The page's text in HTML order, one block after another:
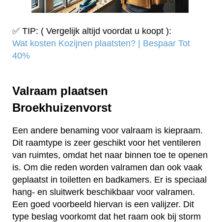
✅ TIP: ( Vergelijk altijd voordat u koopt ):
Wat kosten Kozijnen plaatsten? | Bespaar Tot
40%‎
Valraam plaatsen
Broekhuizenvorst
Een andere benaming voor valraam is kiepraam.
Dit raamtype is zeer geschikt voor het ventileren
van ruimtes, omdat het naar binnen toe te openen
is. Om die reden worden valramen dan ook vaak
geplaatst in toiletten en badkamers. Er is speciaal
hang- en sluitwerk beschikbaar voor valramen.
Een goed voorbeeld hiervan is een valijzer. Dit
type beslag voorkomt dat het raam ook bij storm